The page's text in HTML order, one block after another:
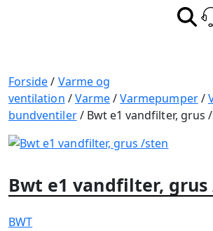
Forside/ Varme og
ventilation /Varme/Varmepumper/
bundventiler/ Bwt e1 vandfilter, grus
Bwt e1 vandfilter, grus
BWT